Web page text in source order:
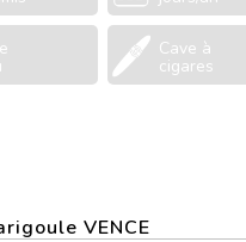
Cave à
cigares
VENCE